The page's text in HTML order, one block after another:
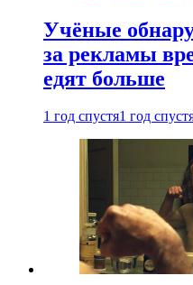
Учёные
за рекламы
едят больше
1 год спустя1 год